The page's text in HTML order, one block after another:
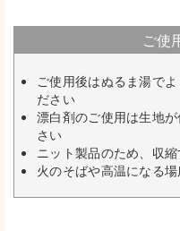
ご使
ご使用後はぬるま湯で
ださい
漂白剤のご使用は生地
さい
ニット製品のため、収縮
火のそばや高温になる場